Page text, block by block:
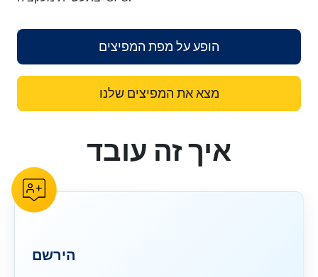
הופע על מפת המפיצים
מצא את המפיצים שלנו
reCAPTCHA verificationאיך זה עובד
הירשם